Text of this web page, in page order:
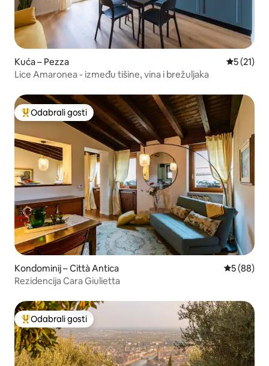
Kuća – Pezza Prosječna
5 (21)
Lice Amaronea - između tišine, vina i brežuljaka
Među najviše rangiranima s oznakom „Odabrali gosti”
Odabrali gosti
Kondominij – Città Antica Prosječna
5 (88)
Rezidencija Cara Giulietta
Među najviše rangiranima s oznakom „Odabrali gosti”
Odabrali gosti